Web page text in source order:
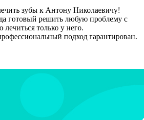
зубы к Антону Николаевичу!
готовый решить любую проблему с
только у него.
подход гарантирован.